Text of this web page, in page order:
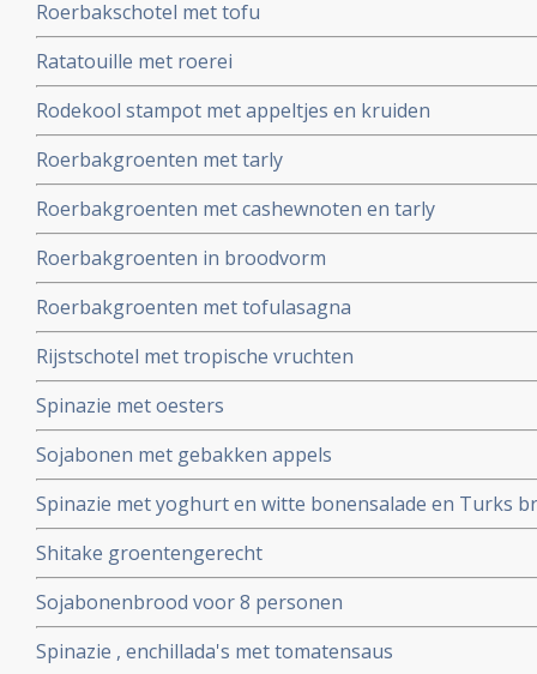
Roerbakschotel met tofu
Ratatouille met roerei
Rodekool stampot met appeltjes en kruiden
Roerbakgroenten met tarly
Roerbakgroenten met cashewnoten en tarly
Roerbakgroenten in broodvorm
Roerbakgroenten met tofulasagna
Rijstschotel met tropische vruchten
Spinazie met oesters
Sojabonen met gebakken appels
Spinazie met yoghurt en witte bonensalade en Turks
Shitake groentengerecht
Sojabonenbrood voor 8 personen
Spinazie , enchillada's met tomatensaus